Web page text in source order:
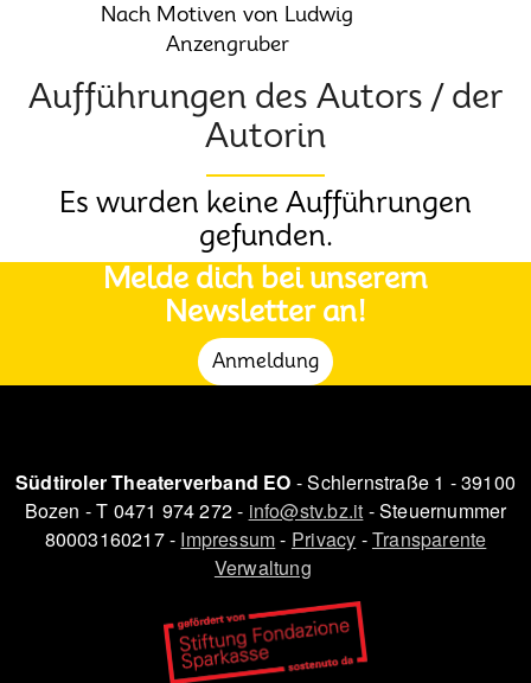
Nach Motiven von Ludwig
Anzengruber
Aufführungen des Autors / der
Autorin
Es wurden keine Aufführungen
gefunden.
Melde dich bei unserem
Newsletter an!
Anmeldung
Südtiroler Theaterverband EO - Schlernstraße 1 - 39100
Bozen - T 0471 974 272 - info@stv.bz.it - Steuernummer
80003160217 - Impressum- Privacy -Transparente
Verwaltung